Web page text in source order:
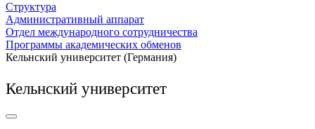
Структура
Административный аппарат
Отдел международного сотрудничества
Программы академических обменов
Кельнский университет (Германия)
Кельнский университет